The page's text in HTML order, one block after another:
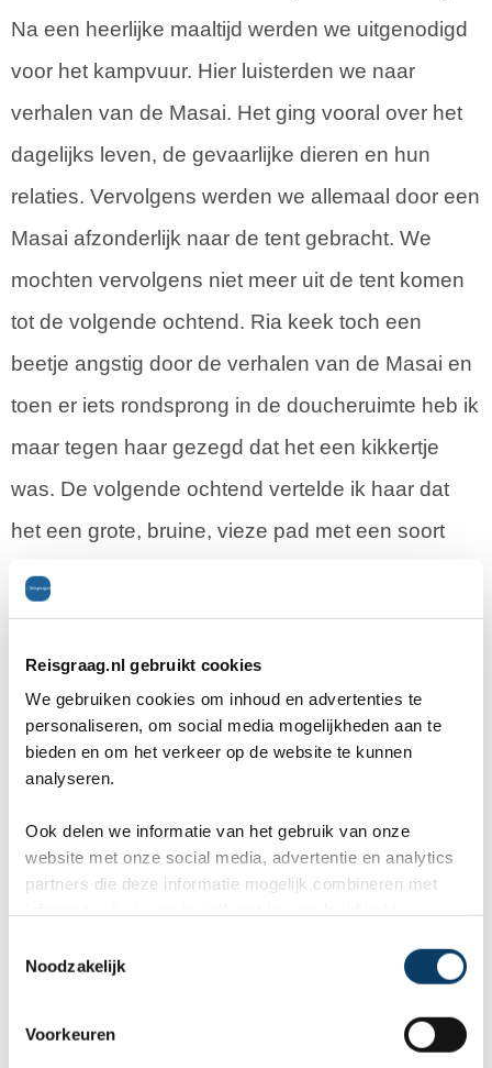
Reisgraag.nl gebruikt cookies
We gebruiken cookies om inhoud en advertenties te
personaliseren, om social media mogelijkheden aan te
bieden en om het verkeer op de website te kunnen
analyseren.
Ook delen we informatie van het gebruik van onze
website met onze social media, advertentie en analytics
partners die deze informatie mogelijk combineren met
Noodzakelijk
Voorkeuren
Na een heerlijke maaltijd werden we uitgenodigd
voor het kampvuur. Hier luisterden we naar
verhalen van de Masai. Het ging vooral over het
dagelijks leven, de gevaarlijke dieren en hun
relaties. Vervolgens werden we allemaal door een
Masai afzonderlijk naar de tent gebracht. We
mochten vervolgens niet meer uit de tent komen
tot de volgende ochtend. Ria keek toch een
beetje angstig door de verhalen van de Masai en
toen er iets rondsprong in de doucheruimte heb ik
maar tegen haar gezegd dat het een kikkertje
was. De volgende ochtend vertelde ik haar dat
het een grote, bruine, vieze pad met een soort
haren en stekels op de rug was.
We werden om 6 uur 's ochtends gewekt door de
Masai en aten we wat. Om 7 vertrokken we om
heel veel kilometers te gaan maken over een
hobbelweg. We hebben veel Masai stammen
gezien die op weg waren met hun vee. De rotzooi
komt hier weer terug zoals langs de weg en in de
hoeveel kilometer door de zinderende hitte de
vrouwen moeten lopen om aan water te komen.
Uiteindelijk kwamen bij onze volgende lodge aan